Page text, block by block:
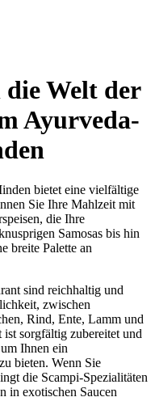
die Welt der
Ayurveda-
bietet eine vielfältige
Sie Ihre Mahlzeit mit
die Ihre
Samosas bis hin
breite Palette an
sind reichhaltig und
zwischen
Rind, Ente, Lamm und
sorgfältig zubereitet und
Ihnen ein
bieten. Wenn Sie
die Scampi-Spezialitäten
in exotischen Saucen